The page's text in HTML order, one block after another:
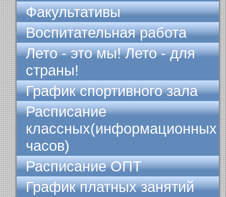
Факультативы
Воспитательная работа
Лето - это мы! Лето - для
страны!
График спортивного зала
Расписание
классных(информационных
часов)
Расписание ОПТ
График платных занятий